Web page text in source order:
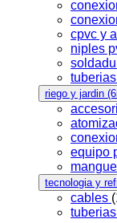
cpvc y
niples
tuberias
riego y jardin
equipo
tecnologia y
cables